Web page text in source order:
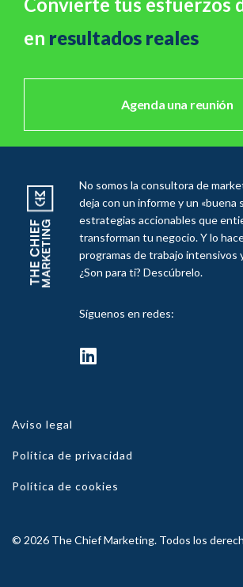
en resultados reales
Agenda una reunión
No somos la consultora de
deja con un informe y un «buena
estrategias accionables que
transforman tu negocio. Y lo
programas de trabajo intensivos
¿Son para ti? Descúbrelo.
Síguenos en redes:
Aviso legal
Política de privacidad
Política de cookies
© 2026 The Chief Marketing. Todos los